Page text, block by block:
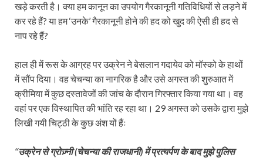
खड़े करती है। क्या हम कानून का उपयोग गैरकानूनी गतिविधियों से लड़ने में
कर रहे हैं? या हम ‘उनके’ गैरकानूनी होने की हद को खुद की ऐसी ही हद से
नाप रहे हैं?
हाल ही में रूस के आग्रह पर उक्रेन ने बेसलान गदायेव को मॉस्को के हाथों
में सौंप दिया। वह चेचन्या का नागरिक है और उसे अगस्त की शुरुआत में
क्रीमिया में कुछ दस्तावेजों की जांच के दौरान गिरफ्तार किया गया था। वह
वहां पर एक विस्थापित की भांति रह रहा था। 29 अगस्त को उसके द्वारा मुझे
लिखी गयी चिट्ठी के कुछ अंश यों हैंः
‘‘उक्रेन से ग्रोज़्नी (चेचन्या की राजधानी) में प्रत्यर्पण के बाद मुझे पुलिस